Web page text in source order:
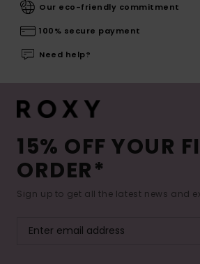
Our eco-friendly commitment
100% secure payment
Need help?
15% OFF YOUR
ORDER*
Sign up to get all the latest news and